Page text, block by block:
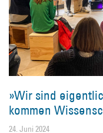
»Wir sind
kommen
24. Juni 2024